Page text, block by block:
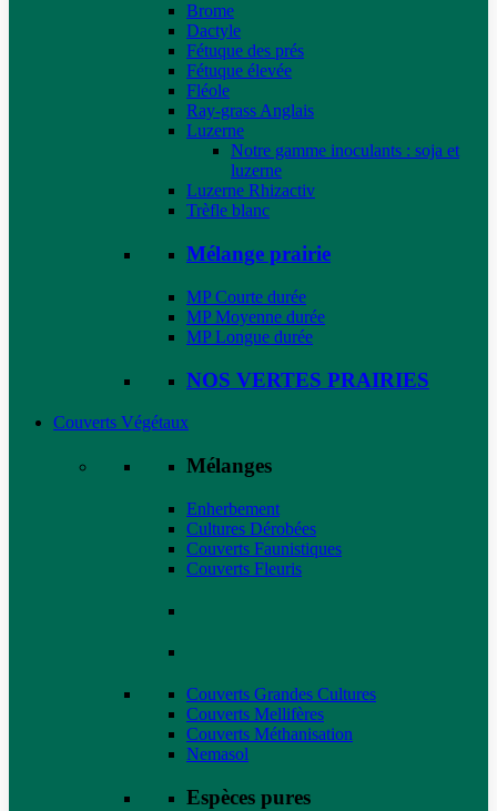
Brome
Dactyle
Fétuque des prés
Fétuque élevée
Fléole
Ray-grass Anglais
Luzerne
Notre gamme inoculants : soja et
luzerne
Luzerne Rhizactiv
Trèfle blanc
Mélange prairie
MP Courte durée
MP Moyenne durée
MP Longue durée
NOS VERTES PRAIRIES
Couverts Végétaux
Mélanges
Enherbement
Cultures Dérobées
Couverts Faunistiques
Couverts Fleuris
Couverts Grandes Cultures
Couverts Mellifères
Couverts Méthanisation
Nemasol
Espèces pures